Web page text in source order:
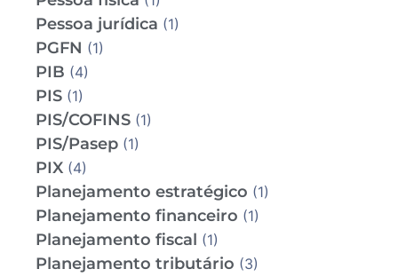
Pessoa jurídica (1)
PGFN (1)
PIB (4)
PIS (1)
PIS/COFINS (1)
PIS/Pasep (1)
PIX (4)
Planejamento estratégico (1)
Planejamento financeiro (1)
Planejamento fiscal (1)
Planejamento tributário (3)